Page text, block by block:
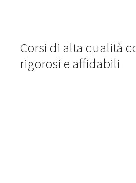
Corsi di alta qualità
rigorosi e affidabili